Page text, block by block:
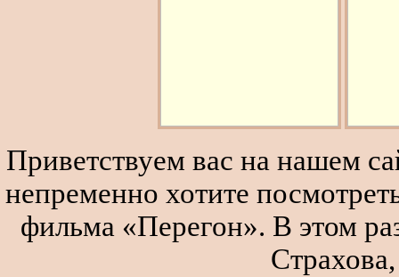
Приветствуем вас на нашем
непременно хотите
фильма «Перегон». В этом